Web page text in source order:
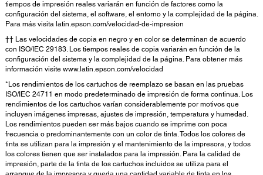
tiempos de impresión reales variarán en función de factores como la
configuración del sistema, el software, el entorno y la complejidad de la página.
Para más visita latin.epson.com/velocidad-de-impresion
†† Las velocidades de copia en negro y en color se determinan de acuerdo
con ISO/IEC 29183. Los tiempos reales de copia variarán en función de la
configuración del sistema y la complejidad de la página. Para obtener más
información visite www.latin.epson.com/velocidad
*Los rendimientos de los cartuchos de reemplazo se basan en las pruebas
ISO/IEC 24711 en modo predeterminado de impresión de forma continua. Los
rendimientos de los cartuchos varían considerablemente por motivos que
incluyen imágenes impresas, ajustes de impresión, temperatura y humedad.
Los rendimientos pueden ser más bajos cuando se imprime con poca
frecuencia o predominantemente con un color de tinta. Todos los colores de
tinta se utilizan para la impresión y el mantenimiento de la impresora, y todos
los colores tienen que ser instalados para la impresión. Para la calidad de
impresión, parte de la tinta de los cartuchos incluidos se utiliza para el